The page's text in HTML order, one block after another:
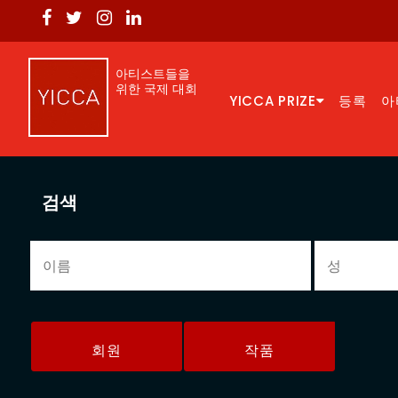
아티스트들을
위한 국제 대회
YICCA PRIZE 등록
검색
회원 작품